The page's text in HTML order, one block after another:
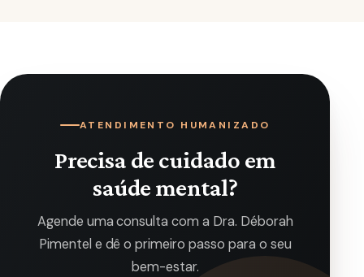
ATENDIMENTO HUMANIZADO
Precisa de cuidado em
saúde mental?
Agende uma consulta com a Dra. Déborah
Pimentel e dê o primeiro passo para o seu
bem-estar.